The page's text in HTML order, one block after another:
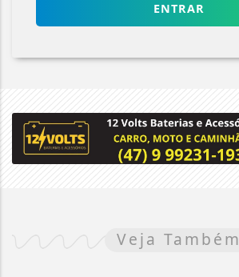
ENTRAR
Veja Também